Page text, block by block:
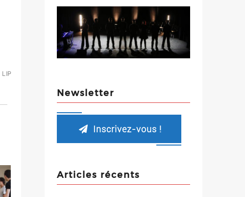
LIP
Newsletter
Inscrivez-vous !
Articles récents